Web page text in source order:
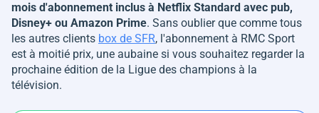
mois d'abonnement inclus à Netflix Standard avec pub,
Disney+ ou Amazon Prime. Sans oublier que comme tous
les autres clients box de SFR, l'abonnement à RMC Sport
est à moitié prix, une aubaine si vous souhaitez regarder la
prochaine édition de la Ligue des champions à la
télévision.